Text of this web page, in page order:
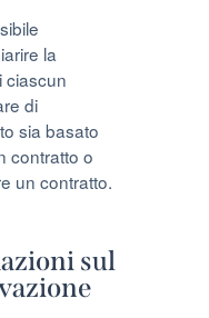
la
ciascun
di
sia basato
contratto o
un contratto.
sul